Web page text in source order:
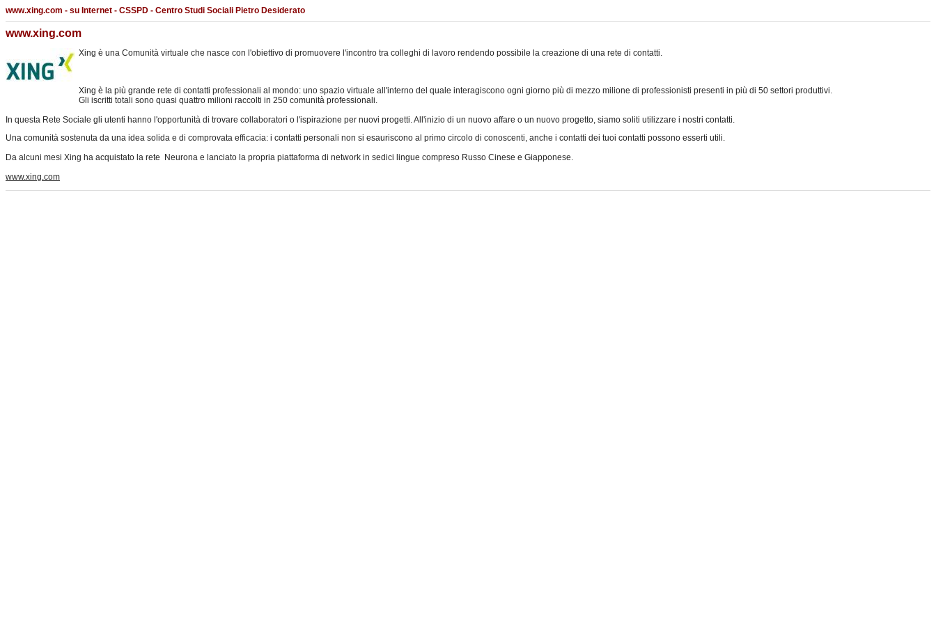
www.xing.com - su Internet - CSSPD - Centro Studi Sociali Pietro Desiderato
www.xing.com
Xing è una Comunità virtuale che nasce con l'obiettivo di promuovere l'incontro tra colleghi di lavoro rendendo possibile la creazione di una rete di contatti.
Xing è la più grande rete di contatti professionali al mondo: uno spazio virtuale all'interno del quale interagiscono ogni giorno più di mezzo milione di professionisti presenti in più di 50 settori produttivi.
Gli iscritti totali sono quasi quattro milioni raccolti in 250 comunità professionali.
In questa Rete Sociale gli utenti hanno l'opportunità di trovare collaboratori o l'ispirazione per nuovi progetti. All'inizio di un nuovo affare o un nuovo progetto, siamo soliti utilizzare i nostri contatti.
Una comunità sostenuta da una idea solida e di comprovata efficacia: i contatti personali non si esauriscono al primo circolo di conoscenti, anche i contatti dei tuoi contatti possono esserti utili.
Da alcuni mesi Xing ha acquistato la rete Neurona e lanciato la propria piattaforma di network in sedici lingue compreso Russo Cinese e Giapponese.
www.xing.com